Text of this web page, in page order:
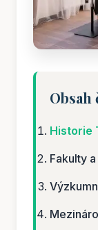
Obsah
Historie
Fakulty